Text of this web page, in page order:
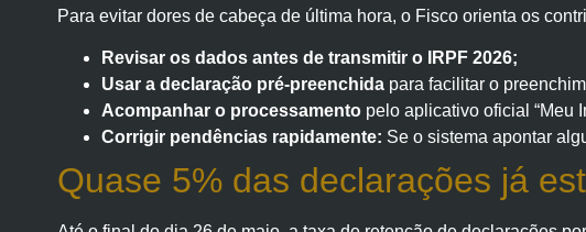
Para evitar dores de cabeça de última hora, o Fisco orienta os
Revisar os dados antes de transmitir o IRPF 2026;
Usar a declaração pré-preenchida para facilitar o
Acompanhar o processamento pelo aplicativo oficial “Meu
Corrigir pendências rapidamente: Se o sistema apontar
Quase 5% das declarações já